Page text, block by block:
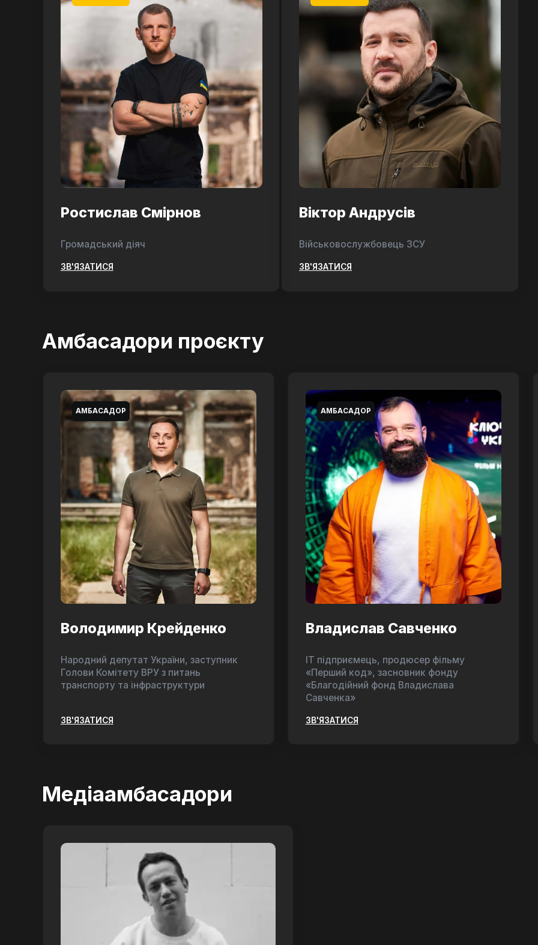
Ростислав Смірнов
Громадський діяч
ЗВ'ЯЗАТИСЯ
Віктор Андрусів
Військовослужбовець ЗСУ
ЗВ'ЯЗАТИСЯ
Амбасадори проєкту
АМБАСАДОР
Володимир Крейденко
Народний депутат України, заступник
Голови Комітету ВРУ з питань
транспорту та інфраструктури
ЗВ'ЯЗАТИСЯ
АМБАСАДОР
Владислав Савченко
ІТ підприємець, продюсер фільму
«Перший код», засновник фонду
«Благодійний фонд Владислава
Савченка»
ЗВ'ЯЗАТИСЯ
Медіаамбасадори